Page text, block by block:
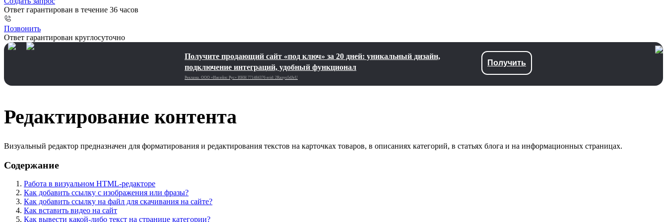
Ответ гарантирован в течение 36 часов
Позвонить
Ответ гарантирован круглосуточно
Получите продающий сайт «под ключ» за 20 дней: уникальный дизайн,
подключение интеграций, удобный функционал
Реклама. ООО «Инсейлс Рус»‎ ИНН 771484376 erid: 2Ranyo5dJeU
Получить
Редактирование контента
Визуальный редактор предназначен для форматирования и редактирования текстов на карточках товаров, в описаниях категорий, в статьях блога и на информационных страницах.
Содержание
Работа в визуальном HTML-редакторе
Как добавить ссылку с изображения или фразы?
Как добавить ссылку на файл для скачивания на сайте?
Как вставить видео на сайт
Как вывести какой-либо текст на странице категории?